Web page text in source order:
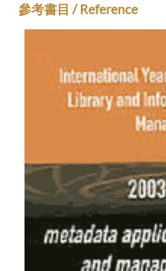
參考書目 / Reference